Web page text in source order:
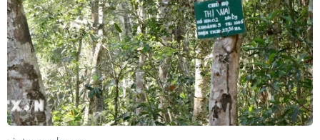
18/01/2013 04:28
Thái tử Albert của Công quốc Monaco khẳng định phim
về mẹ của ông là bà hoàng Grace Kelly “là sản phẩm
của trí tưởng tượng.”